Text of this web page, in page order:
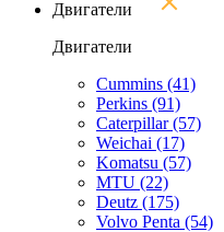
Двигатели
Двигатели
Cummins (41)
Perkins (91)
Caterpillar(57)
Weichai (17)
Komatsu (57)
MTU (22)
Deutz (175)
Volvo Penta (54)